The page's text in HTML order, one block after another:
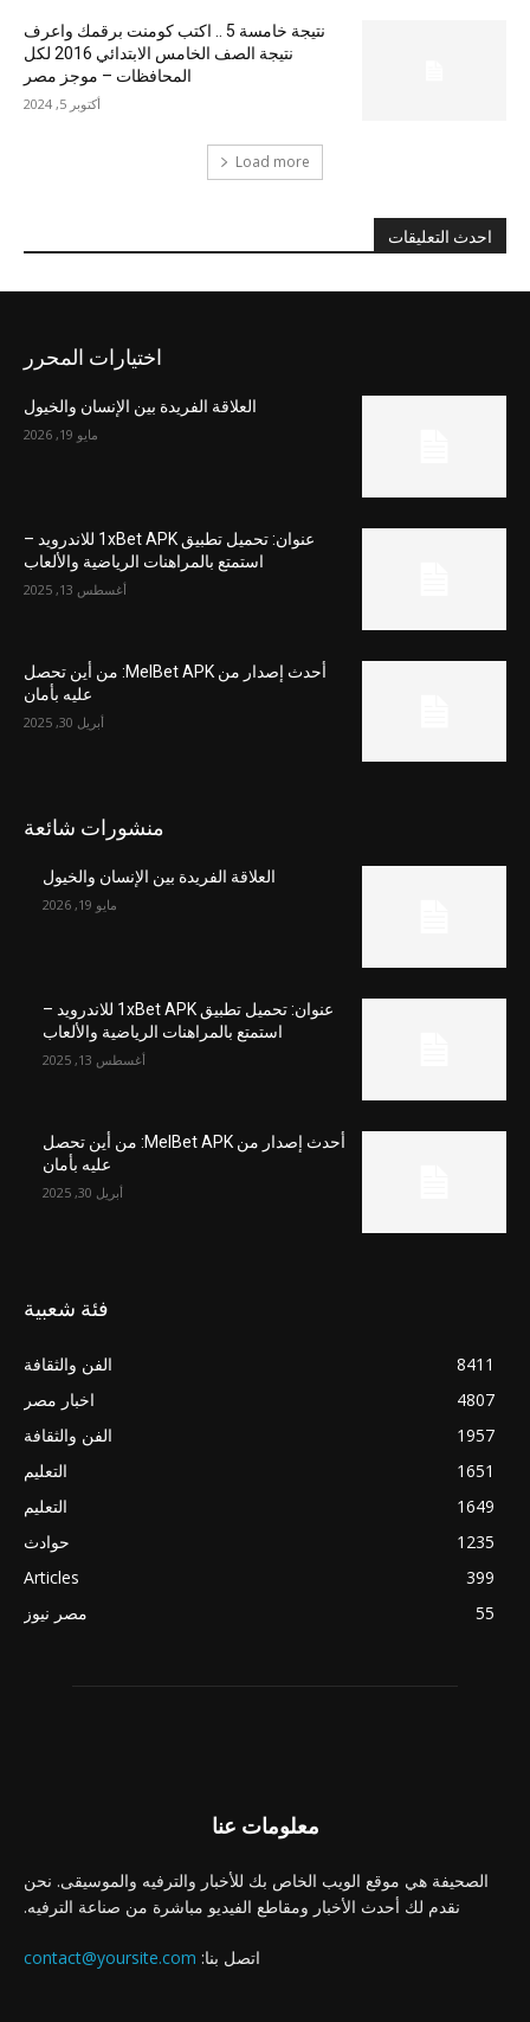
نتيجة خامسة 5 .. اكتب كومنت برقمك واعرف
نتيجة الصف الخامس الابتدائي 2016 لكل
المحافظات – موجز مصر
أكتوبر 5, 2024
Load more
احدث التعليقات
اختيارات المحرر
العلاقة الفريدة بين الإنسان والخيول
مايو 19, 2026
عنوان: تحميل تطبيق 1xBet APK للاندرويد –
استمتع بالمراهنات الرياضية والألعاب
أغسطس 13, 2025
أحدث إصدار من MelBet APK: من أين تحصل
عليه بأمان
أبريل 30, 2025
منشورات شائعة
العلاقة الفريدة بين الإنسان والخيول
مايو 19, 2026
عنوان: تحميل تطبيق 1xBet APK للاندرويد –
استمتع بالمراهنات الرياضية والألعاب
أغسطس 13, 2025
أحدث إصدار من MelBet APK: من أين تحصل
عليه بأمان
أبريل 30, 2025
فئة شعبية
الفن والثقافة
8411
اخبار مصر
4807
الفن والثقافة
1957
التعليم
1651
التعليم
1649
حوادث
1235
Articles
399
مصر نيوز
55
معلومات عنا
الصحيفة هي موقع الويب الخاص بك للأخبار والترفيه والموسيقى. نحن
نقدم لك أحدث الأخبار ومقاطع الفيديو مباشرة من صناعة الترفيه.
اتصل بنا: contact@yoursite.com